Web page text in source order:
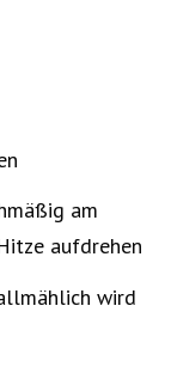
am
aufdrehen
wird